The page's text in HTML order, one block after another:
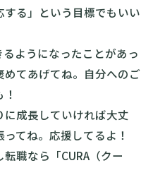
る」という目標でもいい
ようになったことがあっ
てあげてね。自分へのご
成長していければ大丈
てね。応援してるよ！
職なら「CURA（クー